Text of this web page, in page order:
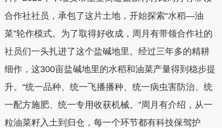
合作社社员，承包了这片土地，开始探索“水稻—油
菜”轮作模式。为了取得好收成，周月有带领合作社的
社员们一头扎进了这个盐碱地里。经过三年多的精耕
细作，这300亩盐碱地里的水稻和油菜产量得到稳步提
升。“统一品种、统一飞播播种、统一病虫害防治、统
一配方施肥、统一专用收获机械。”周月有介绍，从一
粒油菜籽入土到归仓，每一个环节都有科技保驾护